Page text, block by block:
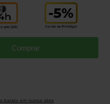
Comprar
barato em outros sites